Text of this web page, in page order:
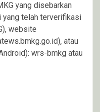
yang disebarkan
yang telah terverifikasi
website
atau
wrs-bmkg atau